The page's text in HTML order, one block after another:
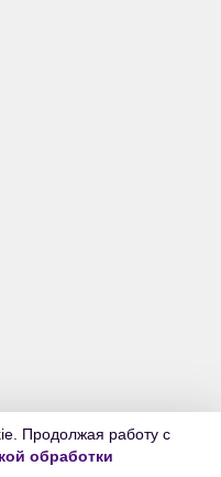
Продолжая работу с
обработки